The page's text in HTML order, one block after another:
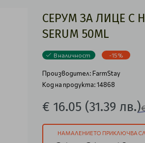
СЕРУМ ЗА ЛИЦЕ С
SERUM 50ML
В наличност -15%
Производител:FarmStay
Код на продукта: 14868
€ 16.05 (31.39 лв.)
НАМАЛЕНИЕТО ПРИКЛЮЧВА